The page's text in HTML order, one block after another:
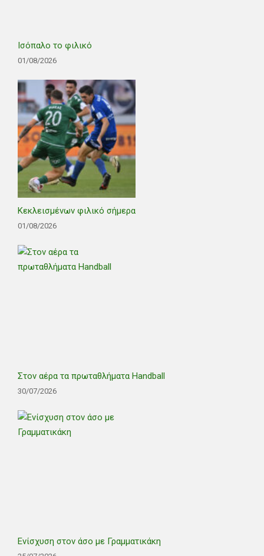
Ισόπαλο το φιλικό
01/08/2026
Κεκλεισμένων φιλικό σήμερα
01/08/2026
Στον αέρα τα πρωταθλήματα Handball
30/07/2026
Ενίσχυση στον άσο με Γραμματικάκη